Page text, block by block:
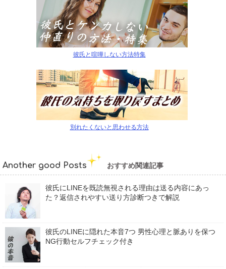
彼氏と喧嘩しない方法特集
別れたくないと思わせる方法
Another good Posts おすすめ関連記事
彼氏にLINEを既読無視される理由は送る内容にあっ
た？返信されやすい送り方診断つきで解説
彼氏のLINEに隠れた本音7つ 男性心理と脈ありを保つ
NG行動セルフチェック付き